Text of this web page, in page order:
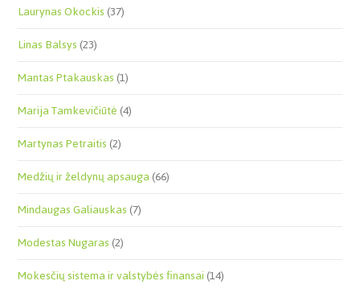
Laurynas Okockis(37)
Linas Balsys(23)
Mantas Ptakauskas(1)
Marija Tamkevičiūtė(4)
Martynas Petraitis(2)
Medžių ir želdynų apsauga(66)
Mindaugas Galiauskas(7)
Modestas Nugaras(2)
Mokesčių sistema ir valstybės finansai(14)